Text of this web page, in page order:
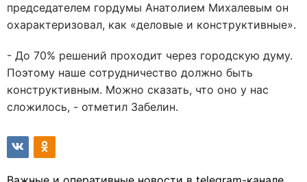
председателем гордумы Анатолием Михалевым он
охарактеризовал, как «деловые и конструктивные».
- До 70% решений проходит через городскую думу.
Поэтому наше сотрудничество должно быть
конструктивным. Можно сказать, что оно у нас
сложилось, - отметил Забелин.